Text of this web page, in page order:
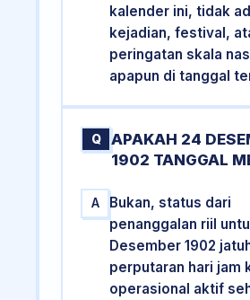
kalender ini, tidak
kejadian, festival,
peringatan skala
apapun di tanggal
Q
APAKAH 24
1902 TANGGAL
A
Bukan, status dari
penanggalan riil
Desember 1902
perputaran hari jam
operasional aktif